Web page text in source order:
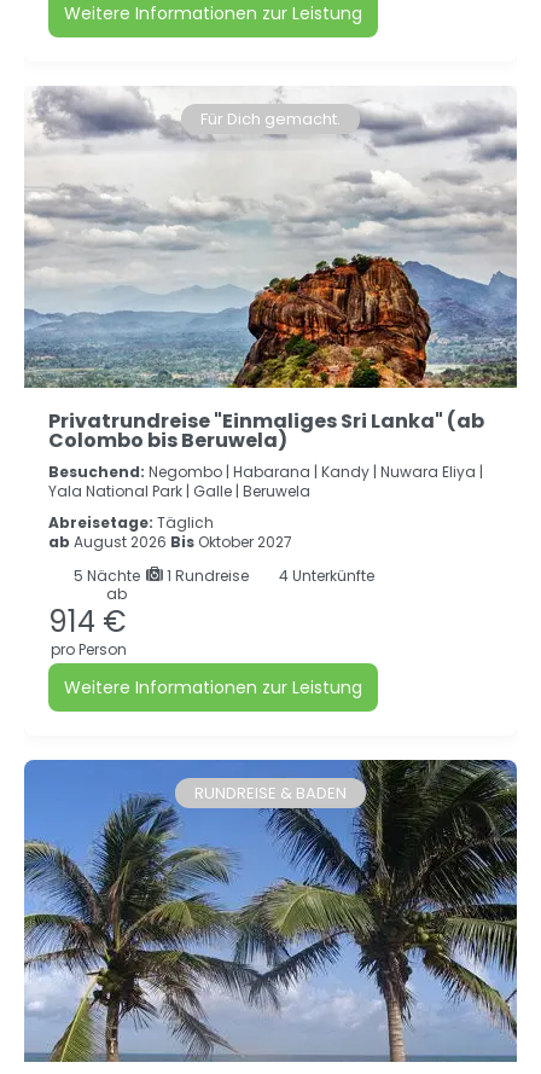
Weitere Informationen zur Leistung
Für Dich gemacht.
Privatrundreise "Einmaliges Sri Lanka" (ab
Colombo bis Beruwela)
Besuchend: Negombo | Habarana | Kandy | Nuwara Eliya |
Yala National Park | Galle | Beruwela
Abreisetage: Täglich
ab August 2026 Bis Oktober 2027
5 Nächte 1 Rundreise
4 Unterkünfte
ab
914 €
pro Person
Weitere Informationen zur Leistung
RUNDREISE & BADEN